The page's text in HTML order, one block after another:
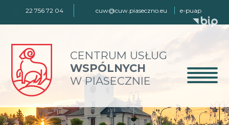
22 756 72 04 cuw@cuw.piaseczno.eu e-puap
CENTRUM USŁUG
WSPÓLNYCH
W PIASECZNIE